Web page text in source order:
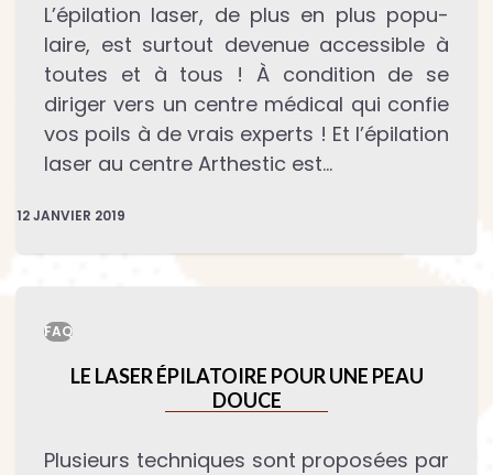
L’épilation laser, de plus en plus popu­
laire, est surtout devenue accessible à
toutes et à tous ! À condition de se
diriger vers un centre médical qui confie
vos poils à de vrais experts ! Et l’épilation
laser au centre Arthestic est…
12 JANVIER 2019
FAQ
LE LASER ÉPILATOIRE POUR UNE PEAU
DOUCE
Plusieurs techniques sont proposées par